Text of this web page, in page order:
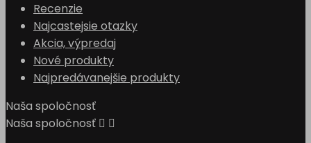
Recenzie
Najcastejsie otazky
Akcia, výpredaj
Nové produkty
Najpredávanejšie produkty
Naša spoločnosť
Naša spoločnosť  